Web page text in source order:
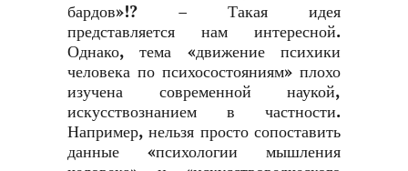
бардов»!? – Такая идея
представляется нам интересной.
Однако, тема «движение психики
человека по психосостояниям» плохо
изучена современной наукой,
искусствознанием в частности.
Например, нельзя просто сопоставить
данные «психологии мышления